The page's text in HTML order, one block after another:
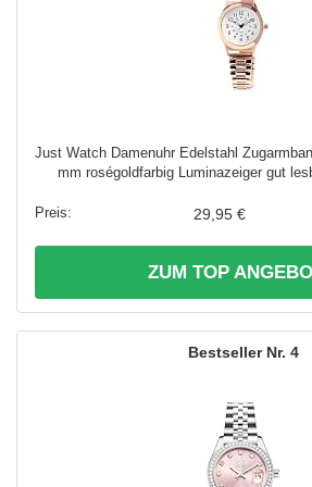
Just Watch Damenuhr Edelstahl
mm roségoldfarbig Luminazeiger gut
29,95 €
ZUM TOP
4